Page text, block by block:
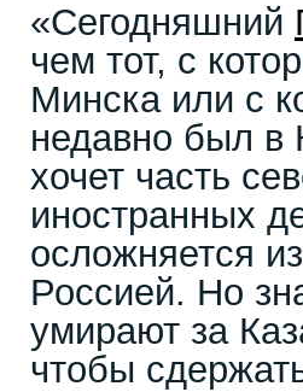
«Сегодняшний
чем тот, с
Минска или с
недавно был в
хочет часть
иностранных
осложняется
Россией. Но
умирают за
чтобы